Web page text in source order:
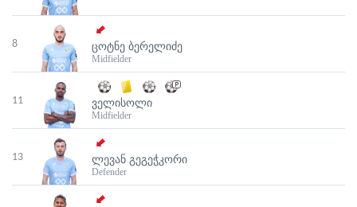
8 ᲪᲝᲢᲜᲔ ᲑᲔᲠᲔᲚᲘᲫᲔ
Midfielder
11 ᲕᲔᲚᲘᲡᲝᲚᲘ
Midfielder
13 ᲚᲔᲕᲐᲜ ᲒᲔᲒᲔᲭᲙᲝᲠᲘ
Defender